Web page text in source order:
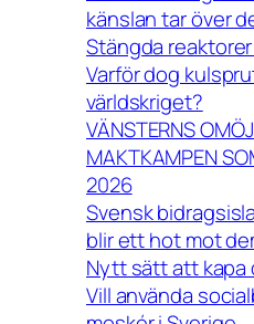
känslan tar över
Stängda
Varför dog
världskriget?
VÄNSTERNS
MAKTKAMPEN
2026
Svensk
blir ett hot mot
Nytt sätt att kapa
Vill använda